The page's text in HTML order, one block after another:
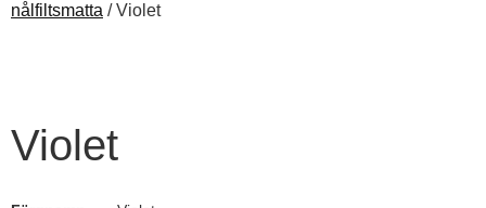
nålfiltsmatta / Violet
Violet